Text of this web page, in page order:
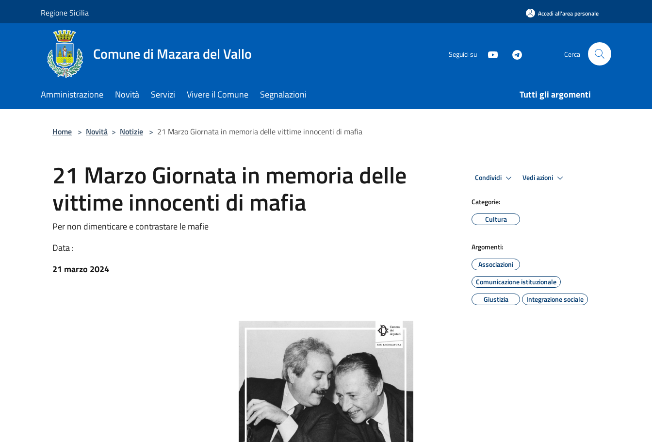
Regione Sicilia Accedi all'area personale
Comune di Mazara del Vallo Seguici su Cerca
Amministrazione Novità Servizi Vivere il Comune Segnalazioni Tutti gli argomenti
Home > Novità > Notizie > 21 Marzo Giornata in memoria delle vittime innocenti di mafia
21 Marzo Giornata in memoria delle
vittime innocenti di mafia
Per non dimenticare e contrastare le mafie
Data :
21 marzo 2024
Condividi Vedi azioni
Categorie:
Cultura
Argomenti:
Associazioni
Comunicazione istituzionale
Giustizia
Integrazione sociale